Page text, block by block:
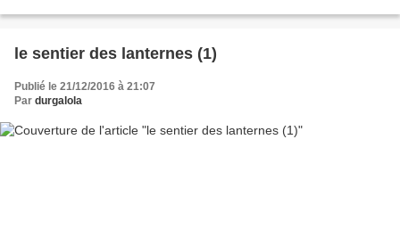
le sentier des lanternes (1)
Publié le 21/12/2016 à 21:07
Par durgalola